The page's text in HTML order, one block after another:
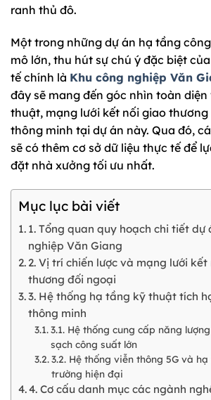
ranh thủ đô.
Một trong những dự án hạ tầng
mô lớn, thu hút sự chú ý đặc biệt
tế chính là Khu công nghiệp Văn
đây sẽ mang đến góc nhìn toàn
thuật, mạng lưới kết nối giao thương
thông minh tại dự án này. Qua đó,
sẽ có thêm cơ sở dữ liệu thực tế để
đặt nhà xưởng tối ưu nhất.
Mục lục bài viết
1. Tổng quan quy hoạch chi tiết dự
nghiệp Văn Giang
2. Vị trí chiến lược và mạng lưới
thương đối ngoại
3. Hệ thống hạ tầng kỹ thuật tích
thông minh
3.1. Hệ thống cung cấp năng
sạch công suất lớn
3.2. Hệ thống viễn thông 5G và
trường hiện đại
4. Cơ cấu danh mục các ngành